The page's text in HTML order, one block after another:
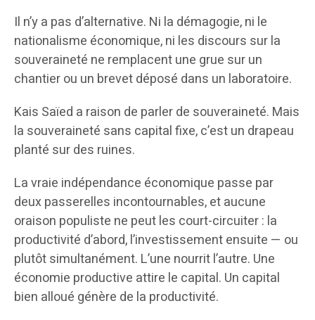
Il n’y a pas d’alternative. Ni la démagogie, ni le
nationalisme économique, ni les discours sur la
souveraineté ne remplacent une grue sur un
chantier ou un brevet déposé dans un laboratoire.
Kais Saïed a raison de parler de souveraineté. Mais
la souveraineté sans capital fixe, c’est un drapeau
planté sur des ruines.
La vraie indépendance économique passe par
deux passerelles incontournables, et aucune
oraison populiste ne peut les court-circuiter : la
productivité d’abord, l’investissement ensuite — ou
plutôt simultanément. L’une nourrit l’autre. Une
économie productive attire le capital. Un capital
bien alloué génère de la productivité.